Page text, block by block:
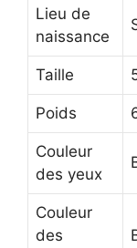
Lieu de
naissance
Taille
Poids
Couleur
des yeux
Couleur
des